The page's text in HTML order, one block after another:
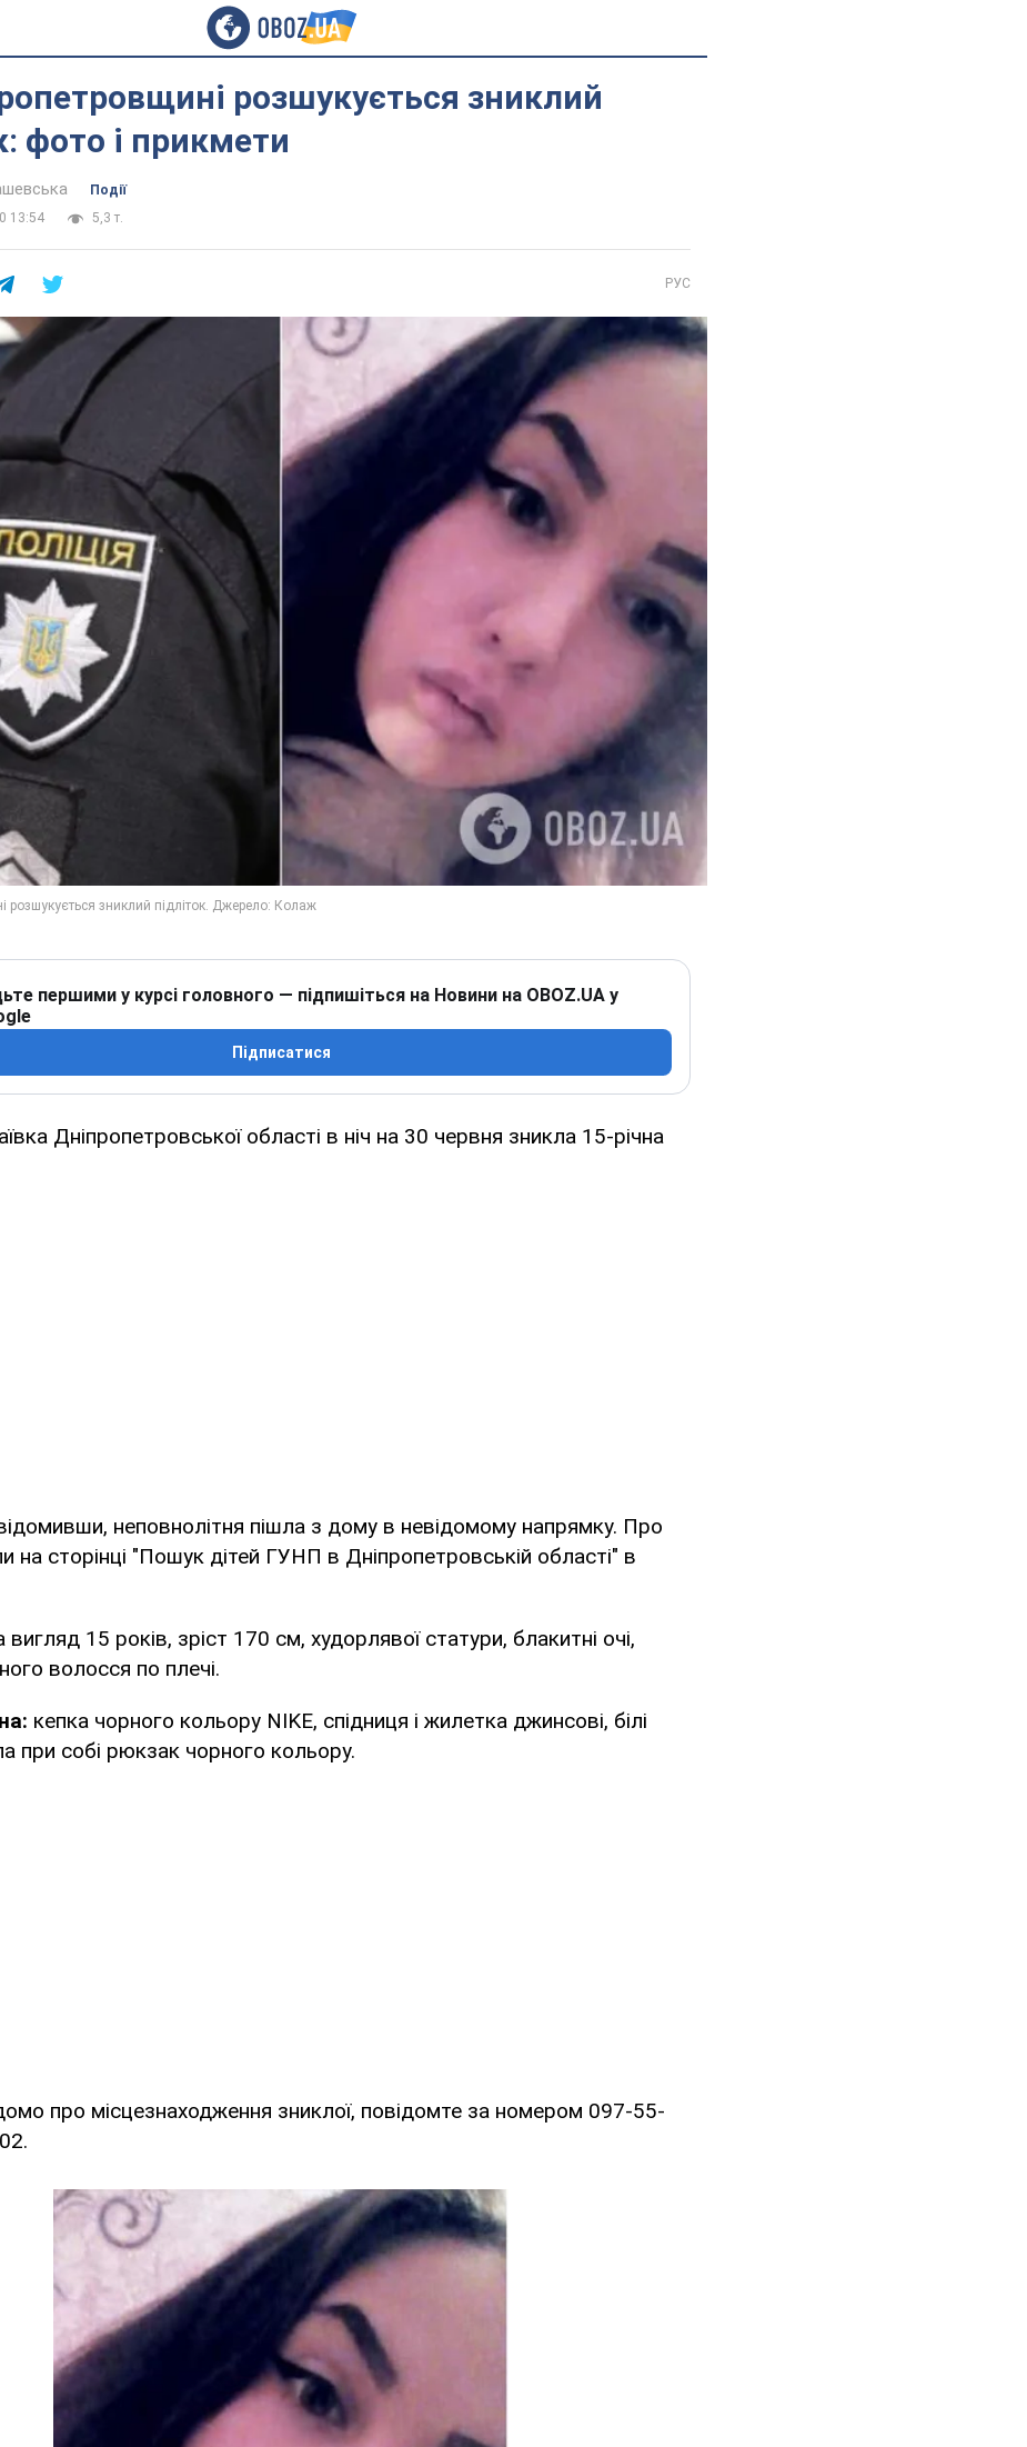
розшукується зниклий
фото і прикмети
Події
13:54
5,3 т.
РУС
першими у курсі головного — підпишіться на Новини на OBOZ.UA у
Підписатися
Дніпропетровської області в ніч на 30 червня зникла 15-річна
неповнолітня пішла з дому в невідомому напрямку. Про
на сторінці "Пошук дітей ГУНП в Дніпропетровській області" в
вигляд 15 років, зріст 170 см, худорлявої статури, блакитні очі,
волосся по плечі.
кепка чорного кольору NIKE, спідниця і жилетка джинсові, білі
при собі рюкзак чорного кольору.
про місцезнаходження зниклої, повідомте за номером 097-55-